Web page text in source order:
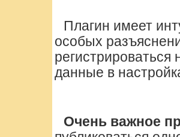
Плагин имеет
особых
данные в
Очень важное